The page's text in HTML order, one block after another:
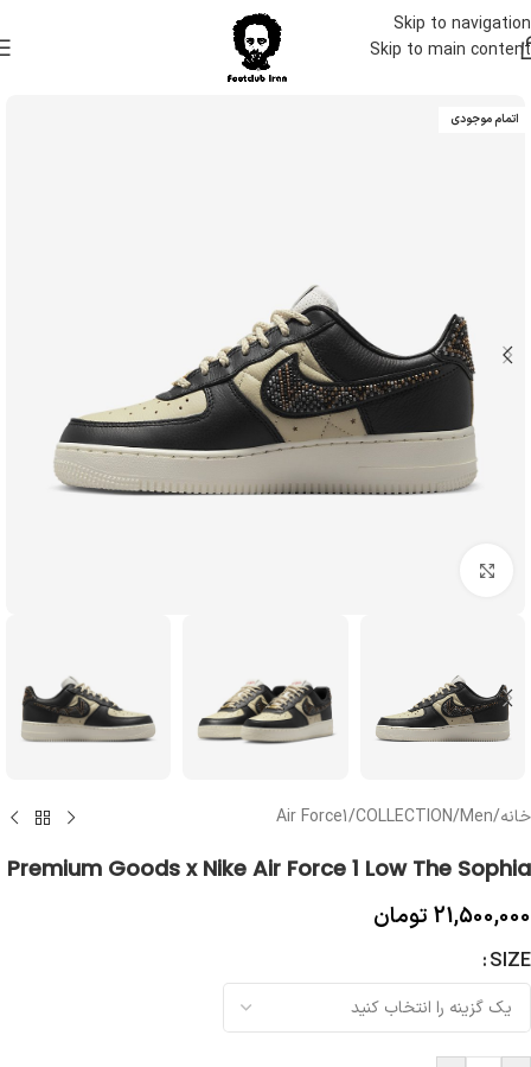
Skip to navigation
Skip to main content
اتمام موجودی
خانه/
Men
/
COLLECTION
/
Air Force1
Premium Goods x Nike Air Force 1 Low The Sophia
21,500,000 تومان
SIZE